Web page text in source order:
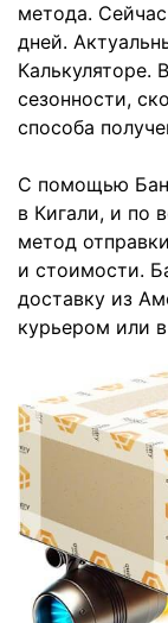
метода.
дней.
Калькуляторе.
сезонности,
способа
С помощью
в Кигали, и по
метод
и стоимости.
доставку из
курьером или